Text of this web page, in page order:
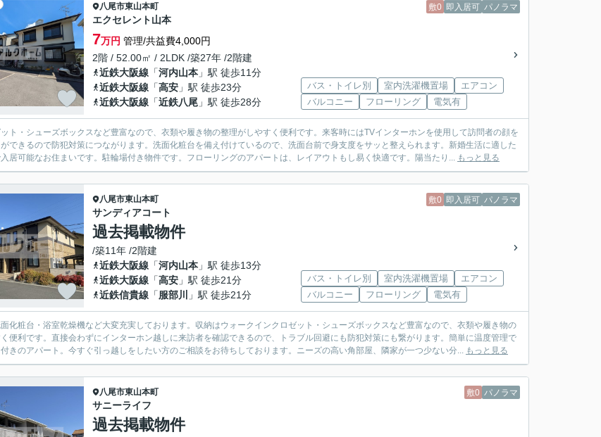
敷0 即入居可 パノラマ
八尾市東山本町
エクセレント山本
7万円 管理/共益費4,000円
2階 / 52.00㎡ / 2LDK /築27年 /2階建
近鉄大阪線 「河内山本 」駅 徒歩11分
近鉄大阪線 「高安 」駅 徒歩23分
近鉄大阪線 「近鉄八尾 」駅 徒歩28分
バス・トイレ別 室内洗濯機置場
エアコン
バルコニー
フローリング 電気有
ト・シューズボックスなど豊富なので、衣類や履き物の整理がしやすく便利です。来客時にはTVインターホンを使用して訪問者の顔を
できるので防犯対策につながります。洗面化粧台を備え付けているので、洗面台前で身支度をサッと整えられます。新婚生活に適した
居可能なお住まいです。駐輪場付き物件です。フローリングのアパートは、レイアウトもし易く快適です。陽当たり... もっと見る
敷0 即入居可 パノラマ
八尾市東山本町
サンディアコート
過去掲載物件
/築11年 /2階建
近鉄大阪線 「河内山本 」駅 徒歩13分
近鉄大阪線 「高安 」駅 徒歩21分
近鉄信貴線 「服部川 」駅 徒歩21分
バス・トイレ別 室内洗濯機置場
エアコン
バルコニー
フローリング 電気有
化粧台・浴室乾燥機など大変充実しております。収納はウォークインクロゼット・シューズボックスなど豊富なので、衣類や履き物の
便利です。直接会わずにインターホン越しに来訪者を確認できるので、トラブル回避にも防犯対策にも繋がります。簡単に温度管理で
きのアパート。今すぐ引っ越しをしたい方のご相談をお待ちしております。ニーズの高い角部屋、隣家が一つ少ない分... もっと見る
敷0 パノラマ
八尾市東山本町
サニーライフ
過去掲載物件